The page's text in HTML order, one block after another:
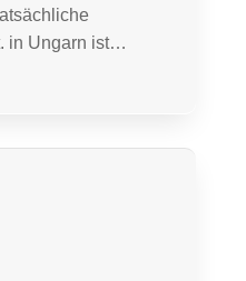
in Ungarn ist…